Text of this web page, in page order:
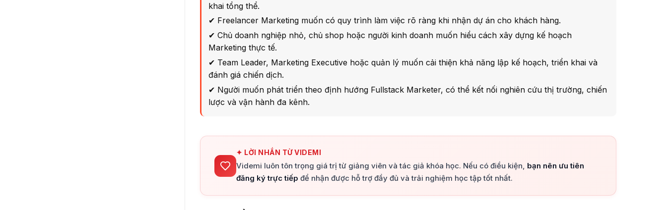
khai tổng thể.
✔ Freelancer Marketing muốn có quy trình làm việc rõ ràng khi nhận dự án cho khách hàng.
✔ Chủ doanh nghiệp nhỏ, chủ shop hoặc người kinh doanh muốn hiểu cách xây dựng kế hoạch
Marketing thực tế.
✔ Team Leader, Marketing Executive hoặc quản lý muốn cải thiện khả năng lập kế hoạch, triển khai và
đánh giá chiến dịch.
✔ Người muốn phát triển theo định hướng Fullstack Marketer, có thể kết nối nghiên cứu thị trường, chiến
lược và vận hành đa kênh.
✦ LỜI NHẮN TỪ VIDEMI
Videmi luôn tôn trọng giá trị từ giảng viên và tác giả khóa học. Nếu có điều kiện, bạn nên ưu tiên
đăng ký trực tiếp để nhận được hỗ trợ đầy đủ và trải nghiệm học tập tốt nhất.
+ + +